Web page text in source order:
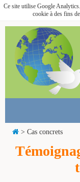
Ce site utilise Google
cookie à des fins
> Cas concrets